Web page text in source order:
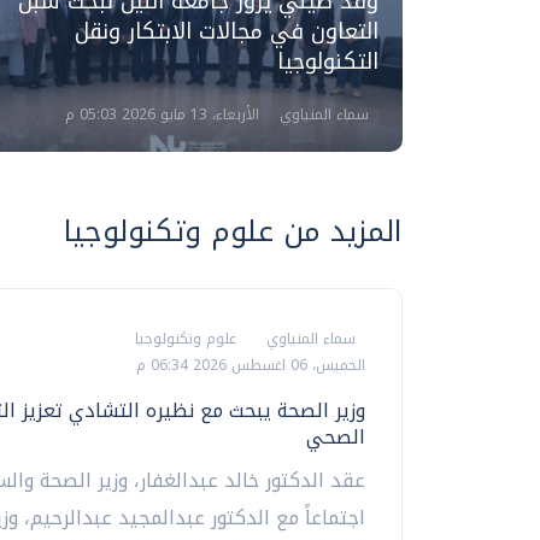
التعاون في مجالات الابتكار ونقل
التكنولوجيا
سماء المنياوي الأربعاء، 13 مايو 2026 05:03 م
المزيد من علوم وتكنولوجيا
سماء المنياوي
علوم وتكنولوجيا
الخميس، 06 اغسطس 2026 06:34 م
وزير الصحة يبحث مع نظيره التشادي تعزيز
الصحي
عقد الدكتور خالد عبدالغفار، وزير الصحة
اجتماعاً مع الدكتور عبدالمجيد عبدالرحيم،